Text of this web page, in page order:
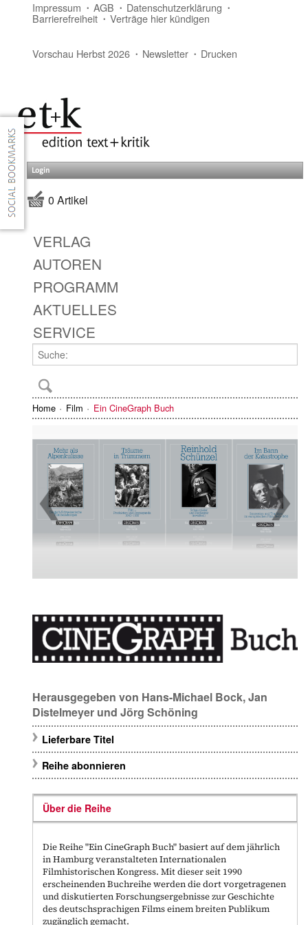
Impressum AGB Datenschutzerklärung
Barrierefreiheit Verträge hier kündigen
Vorschau Herbst 2026 Newsletter Drucken
Login
0 Artikel
VERLAG
AUTOREN
PROGRAMM
AKTUELLES
SERVICE
Home Film Ein CineGraph Buch
Herausgegeben von Hans-Michael Bock,Jan
Distelmeyer und Jörg Schöning
Lieferbare Titel
Reihe abonnieren
Über die Reihe
Die Reihe"EinCineGraph Buch"basiert auf dem jährlich
in Hamburg veranstaltetenInternationalen
Filmhistorischen Kongress. Mit dieser seit 1990
erscheinenden Buchreihe werden die dort vorgetragenen
und diskutierten Forschungsergebnisse zur Geschichte
des deutschsprachigen Films einem breiten Publikum
zugänglich gemacht.